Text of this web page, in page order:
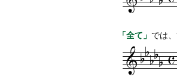
「全て」 では